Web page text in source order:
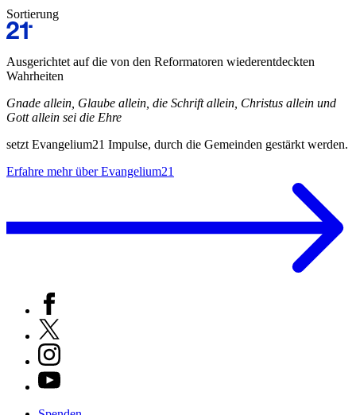
Sortierung
Ausgerichtet auf die von den Reformatoren wiederentdeckten
Wahrheiten
Gnade allein, Glaube allein, die Schrift allein, Christus allein und
Gott allein sei die Ehre
setzt Evangelium21 Impulse, durch die Gemeinden gestärkt werden.
Erfahre mehr über Evangelium21